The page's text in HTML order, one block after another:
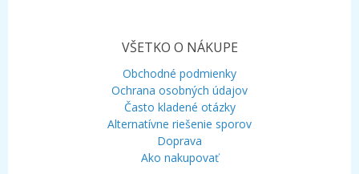
VŠETKO O NÁKUPE
Obchodné podmienky
Ochrana osobných údajov
Často kladené otázky
Alternatívne riešenie sporov
Doprava
Ako nakupovať